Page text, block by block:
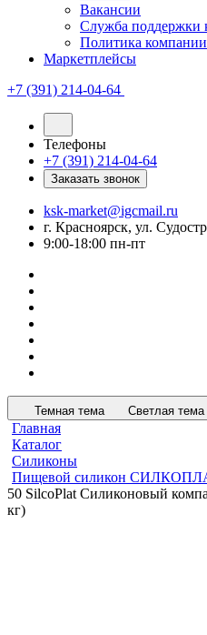
Вакансии
Служба поддержки
Политика компании
Маркетплейсы
+7 (391) 214-04-64
Телефоны
+7 (391) 214-04-64
Заказать звонок
ksk-market@igcmail.ru
г. Красноярск, ул.
9:00-18:00 пн-пт
Темная тема Светлая тема
Главная
Каталог
Силиконы
Пищевой силикон
50 SilcoPlat Силиконовый
кг)